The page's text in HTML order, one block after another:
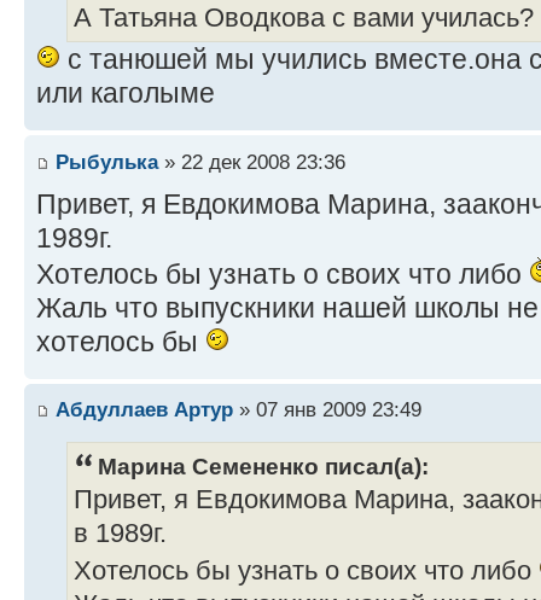
А Татьяна Оводкова с вами училась?
с танюшей мы учились вместе.она
или каголыме
Рыбулька» 22 дек 2008 23:36
Привет, я Евдокимова Марина,
1989г.
Хотелось бы узнать о своих что либо
Жаль что выпускники нашей школы не
хотелось бы
Абдуллаев Артур » 07 янв 2009 23:49
Марина Семененко писал(а):
Привет, я Евдокимова Марина,
в 1989г.
Хотелось бы узнать о своих что либо